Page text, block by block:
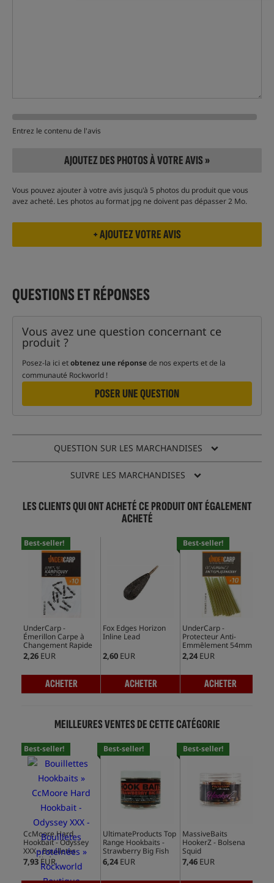
Entrez le contenu de l'avis
AJOUTEZ DES PHOTOS À VOTRE AVIS »
Vous pouvez ajouter à votre avis jusqu'à 5 photos du produit que vous
avez acheté. Les photos au format jpg ne doivent pas dépasser 2 Mo.
QUESTIONS ET RÉPONSES
Vous avez une question concernant ce
produit ?
Posez-la ici etobtenez une réponsede nos experts et de la
communauté Rockworld !
POSER UNE QUESTION
QUESTION SUR LES MARCHANDISES
SUIVRE LES MARCHANDISES
LES CLIENTS QUI ONT ACHETÉ CE PRODUIT ONT ÉGALEMENT
ACHETÉ
Best-seller!
UnderCarp -
Émerillon Carpe à
Changement Rapide
2,26 EUR
ACHETER
Fox Edges Horizon
Inline Lead
2,60 EUR
ACHETER
Best-seller!
UnderCarp -
Protecteur Anti-
Emmêlement 54mm
2,24 EUR
ACHETER
MEILLEURES VENTES DE CETTE CATÉGORIE
Best-seller!
CcMoore Hard
Hookbait - Odyssey
XXX - Bouilletes
protéinées
7,93 EUR
Best-seller!
UltimateProducts Top
Range Hookbaits -
Strawberry Big Fish
6,24 EUR
Best-seller!
MassiveBaits
HookerZ - Bolsena
Squid
7,46 EUR